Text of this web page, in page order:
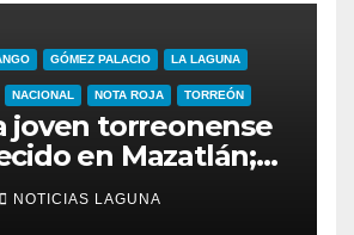
GÓMEZ PALACIO LA LAGUNA
NACIONAL NOTA ROJA TORREÓN
joven torreonense
en Mazatlán;
de él desde el 23
NOTICIAS LAGUNA